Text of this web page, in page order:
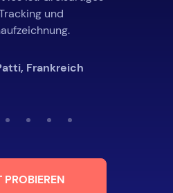
und
Frankreich
PROBIEREN